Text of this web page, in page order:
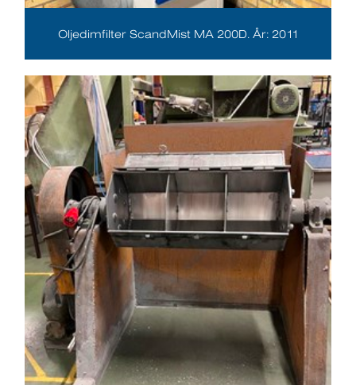
Oljedimfilter ScandMist MA 200D. År: 2011